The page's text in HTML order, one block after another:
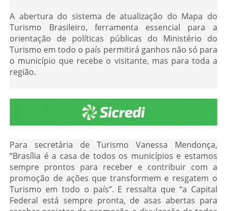
A abertura do sistema de atualização do Mapa do
Turismo Brasileiro, ferramenta essencial para a
orientação de políticas públicas do Ministério do
Turismo em todo o país permitirá ganhos não só para
o município que recebe o visitante, mas para toda a
região.
Para secretária de Turismo Vanessa Mendonça,
“Brasília é a casa de todos os municípios e estamos
sempre prontos para receber e contribuir com a
promoção de ações que transformem e resgatem o
Turismo em todo o país”. E ressalta que “a Capital
Federal está sempre pronta, de asas abertas para